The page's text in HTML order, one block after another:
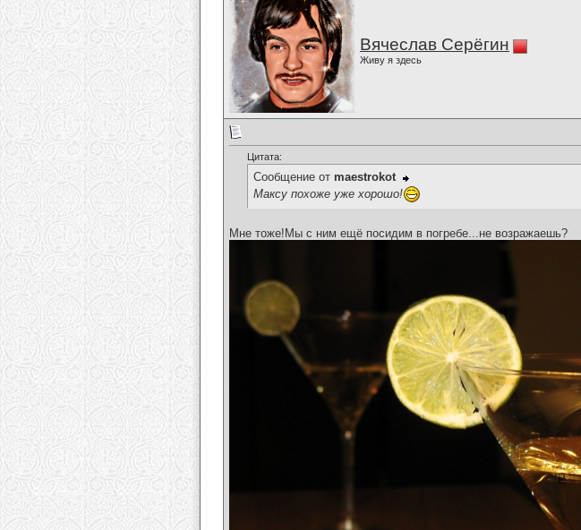
Вячеслав Серёгин
Живу я здесь
Цитата:
Сообщение от maestrokot
Максу похоже уже хорошо!
Мне тоже!Мы с ним ещё посидим в погребе...не возражаешь?